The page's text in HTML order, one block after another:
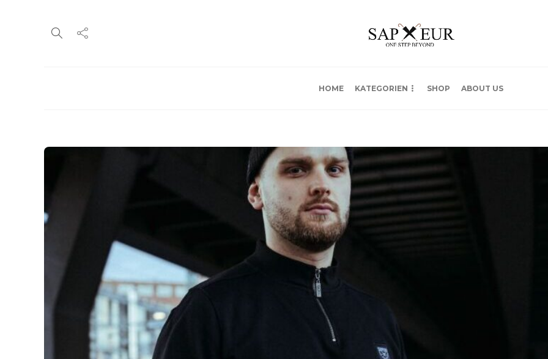
HOME KATEGORIEN SHOP ABOUT US